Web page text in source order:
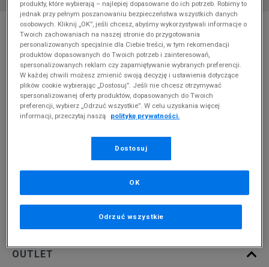
* Zdjęcie poglądowe
ADIDAS ADIFOM SLTN J
Produkt pochodzi z końcówek aktualnych kolekcji, ubiegłych
sezonów lub z ekspozycji.Szczegóły.
219,99 zł
PRODUKT NIEDOSTĘPNY
Jeśli artykuł będzie ponownie dostępny, otrzymasz od nas
Rozmiary EU Rozmiary US
OUTLET
produkty, które wybierają – najlepiej dopasowane do ich potrzeb. Robimy to
jednak przy pełnym poszanowaniu bezpieczeństwa wszystkich danych
osobowych. Kliknij „OK”, jeśli chcesz, abyśmy wykorzystywali informacje o
Twoich zachowaniach na naszej stronie do przygotowania
personalizowanych specjalnie dla Ciebie treści, w tym rekomendacji
produktów dopasowanych do Twoich potrzeb i zainteresowań,
spersonalizowanych reklam czy zapamiętywanie wybranych preferencji.
W każdej chwili możesz zmienić swoją decyzję i ustawienia dotyczące
plików cookie wybierając „Dostosuj”. Jeśli nie chcesz otrzymywać
spersonalizowanej oferty produktów, dopasowanych do Twoich
preferencji, wybierz „Odrzuć wszystkie”. W celu uzyskania więcej
informacji, przeczytaj naszą
politykę prywatności.
Dostosuj
Odrzuć wszystkie
OK